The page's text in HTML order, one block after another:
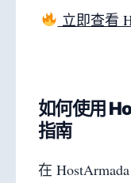
立即查看
如何使用
指南
在